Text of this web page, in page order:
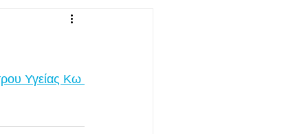
Υγείας Κω